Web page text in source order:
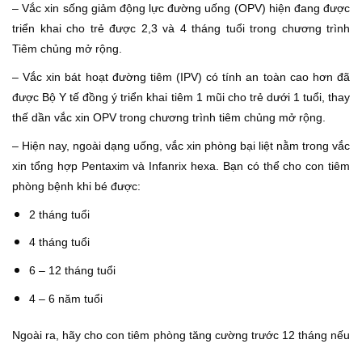
– Vắc xin sống giảm động lực đường uống (OPV) hiện đang được
triển khai cho trẻ được 2,3 và 4 tháng tuổi trong chương trình
Tiêm chủng mở rộng.
– Vắc xin bát hoạt đường tiêm (IPV) có tính an toàn cao hơn đã
được Bộ Y tế đồng ý triển khai tiêm 1 mũi cho trẻ dưới 1 tuổi, thay
thế dần vắc xin OPV trong chương trình tiêm chủng mở rộng.
– Hiện nay, ngoài dạng uống, vắc xin phòng bại liệt nằm trong vắc
xin tổng hợp Pentaxim và Infanrix hexa. Bạn có thể cho con tiêm
phòng bệnh khi bé được:
2 tháng tuổi
4 tháng tuổi
6 – 12 tháng tuổi
4 – 6 năm tuổi
Ngoài ra, hãy cho con tiêm phòng tăng cường trước 12 tháng nếu